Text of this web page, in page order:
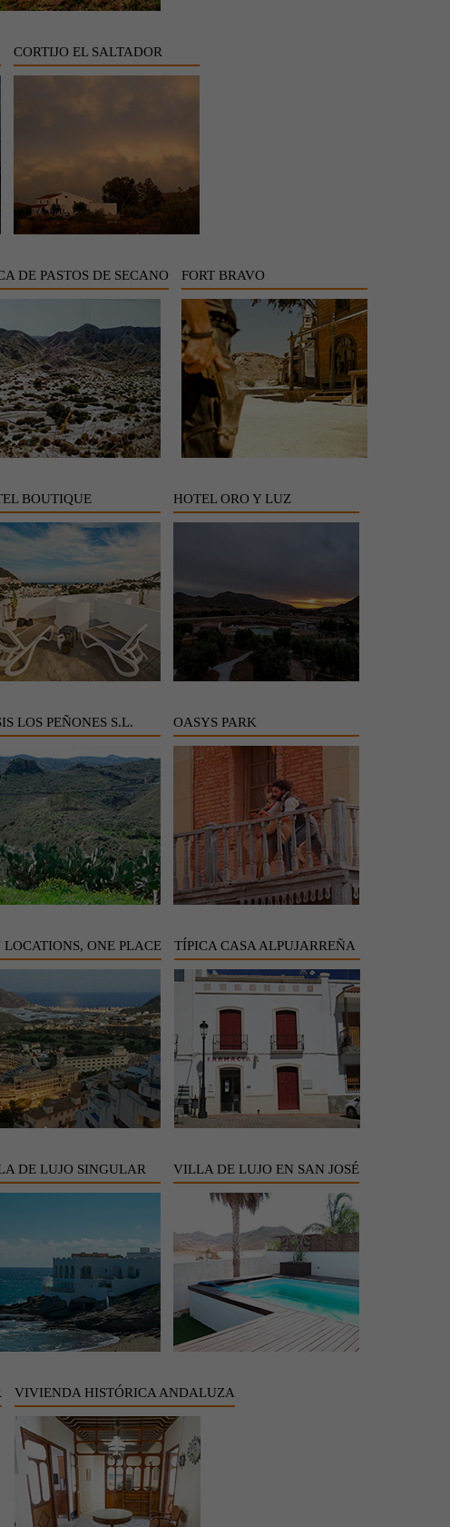
CORTIJO EL SALTADOR
DE PASTOS DE SECANO FORT BRAVO
BOUTIQUE HOTEL ORO Y LUZ
LOS PEÑONES S.L. OASYS PARK
LOCATIONS, ONE PLACE TÍPICA CASA ALPUJARREÑA
DE LUJO SINGULAR VILLA DE LUJO EN SAN JOSÉ
VIVIENDA HISTÓRICA ANDALUZA